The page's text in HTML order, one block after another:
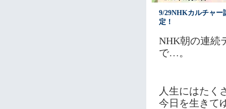
9/29NHKカルチャ
定！
NHK朝の連続
で…。
人生にはたく
今日を生きて